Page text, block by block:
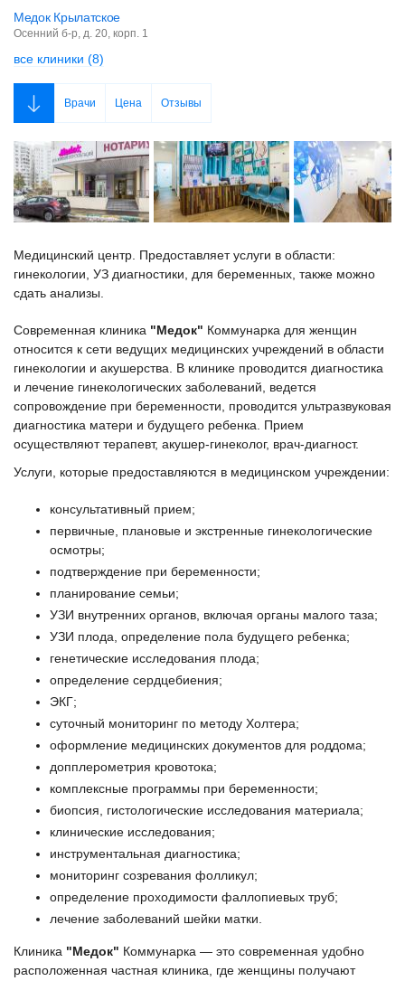
Медок Крылатское
Осенний б-р, д. 20, корп. 1
все клиники (8)
Врачи Цена Отзывы
Медицинский центр. Предоставляет услуги в области:
гинекологии, УЗ диагностики, для беременных, также можно
сдать анализы.
Современная клиника "Медок" Коммунарка для женщин
относится к сети ведущих медицинских учреждений в области
гинекологии и акушерства. В клинике проводится диагностика
и лечение гинекологических заболеваний, ведется
сопровождение при беременности, проводится ультразвуковая
диагностика матери и будущего ребенка. Прием
осуществляют терапевт, акушер-гинеколог, врач-диагност.
Услуги, которые предоставляются в медицинском учреждении:
консультативный прием;
первичные, плановые и экстренные гинекологические
осмотры;
подтверждение при беременности;
планирование семьи;
УЗИ внутренних органов, включая органы малого таза;
УЗИ плода, определение пола будущего ребенка;
генетические исследования плода;
определение сердцебиения;
ЭКГ;
суточный мониторинг по методу Холтера;
оформление медицинских документов для роддома;
допплерометрия кровотока;
комплексные программы при беременности;
биопсия, гистологические исследования материала;
клинические исследования;
инструментальная диагностика;
мониторинг созревания фолликул;
определение проходимости фаллопиевых труб;
лечение заболеваний шейки матки.
Клиника "Медок" Коммунарка — это современная удобно
расположенная частная клиника, где женщины получают